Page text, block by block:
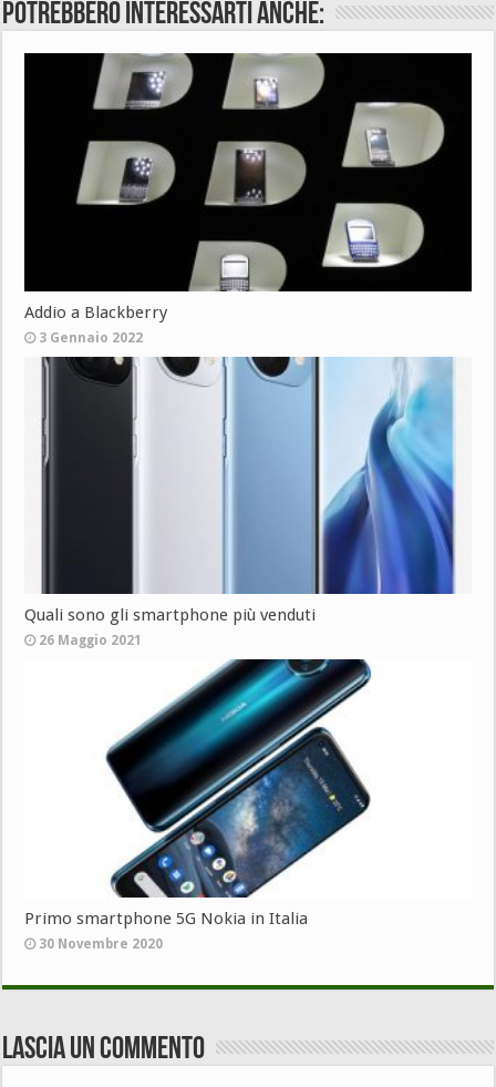
Potrebbero interessarti anche:
Addio a Blackberry
3 Gennaio 2022
Quali sono gli smartphone più venduti
26 Maggio 2021
Primo smartphone 5G Nokia in Italia
30 Novembre 2020
Lascia un commento